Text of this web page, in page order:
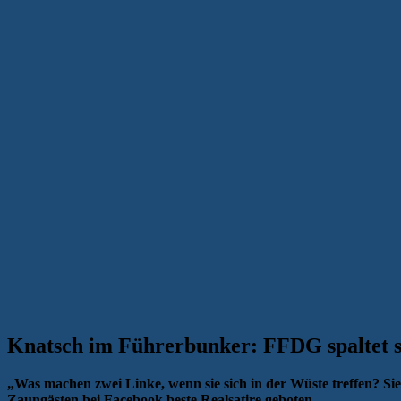
Knatsch im Führerbunker: FFDG spaltet
„Was machen zwei Linke, wenn sie sich in der Wüste treffen?